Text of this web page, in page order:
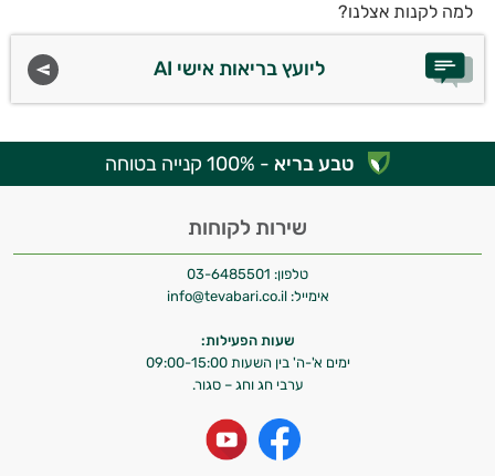
למה לקנות אצלנו?
ליועץ בריאות אישי AI
טבע בריא - 100% קנייה בטוחה
שירות לקוחות
טלפון: 03-6485501
אימייל: info@tevabari.co.il
שעות הפעילות:
ימים א'-ה' בין השעות 09:00-15:00
ערבי חג וחג – סגור.